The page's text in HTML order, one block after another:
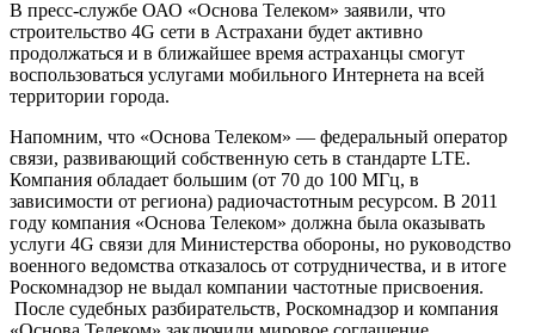
В пресс-службе ОАО «Основа Телеком» заявили, что
строительство 4G сети в Астрахани будет активно
продолжаться и в ближайшее время астраханцы смогут
воспользоваться услугами мобильного Интернета на всей
территории города.
Напомним, что «Основа Телеком» — федеральный оператор
связи, развивающий собственную сеть в стандарте LTE.
Компания обладает большим (от 70 до 100 МГц, в
зависимости от региона) радиочастотным ресурсом. В 2011
году компания «Основа Телеком» должна была оказывать
услуги 4G связи для Министерства обороны, но руководство
военного ведомства отказалось от сотрудничества, и в итоге
Роскомнадзор не выдал компании частотные присвоения.
После судебных разбирательств, Роскомнадзор и компания